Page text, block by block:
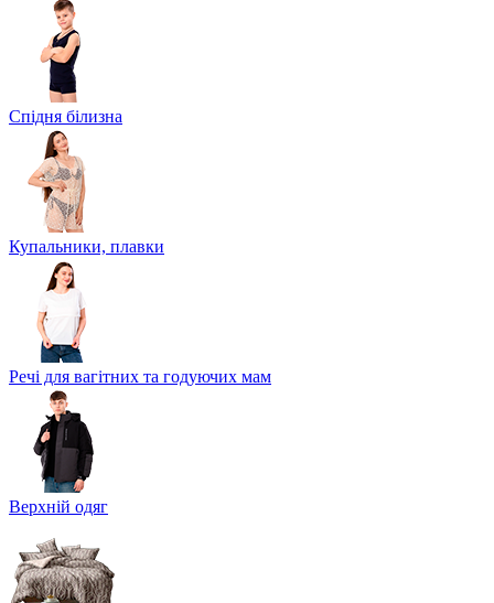
Спідня білизна
Купальники, плавки
Речі для вагітних та годуючих мам
Верхній одяг